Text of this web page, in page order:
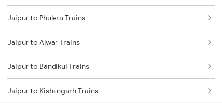
Mumbai to Delhi Trains
Mumbai to Goa Trains
Chennai to Coimbatore Trains
Jaipur to Phulera Trains
Jaipur to Alwar Trains
Jaipur to Bandikui Trains
Jaipur to Kishangarh Trains